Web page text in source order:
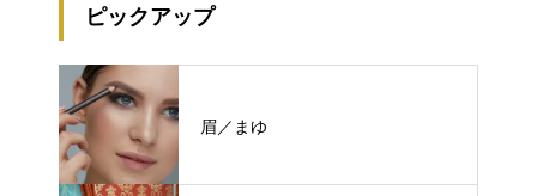
ピックアップ
眉／まゆ